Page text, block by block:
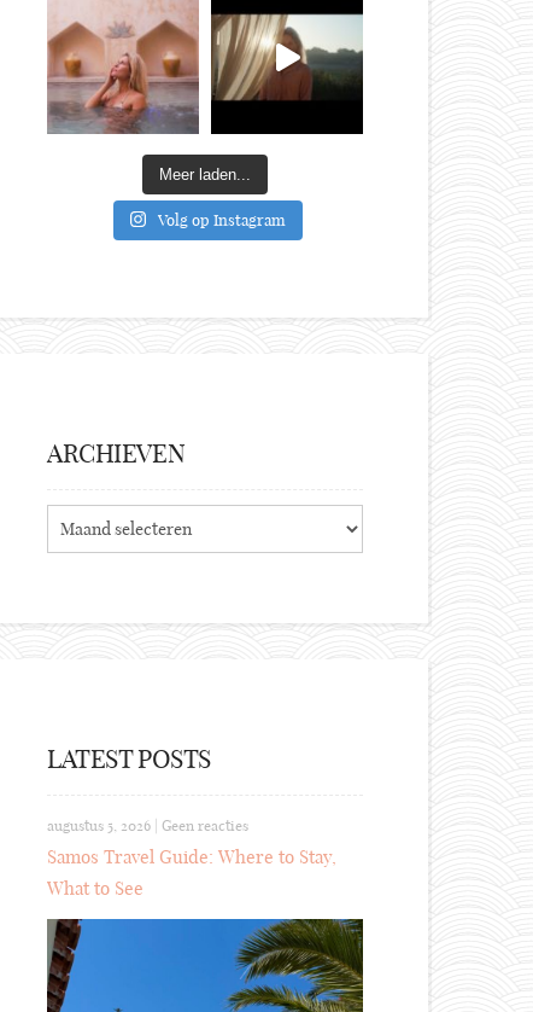
Meer laden...
Volg op Instagram
ARCHIEVEN
LATEST POSTS
augustus 5, 2026 | Geen reacties
Samos Travel Guide: Where to Stay,
What to See